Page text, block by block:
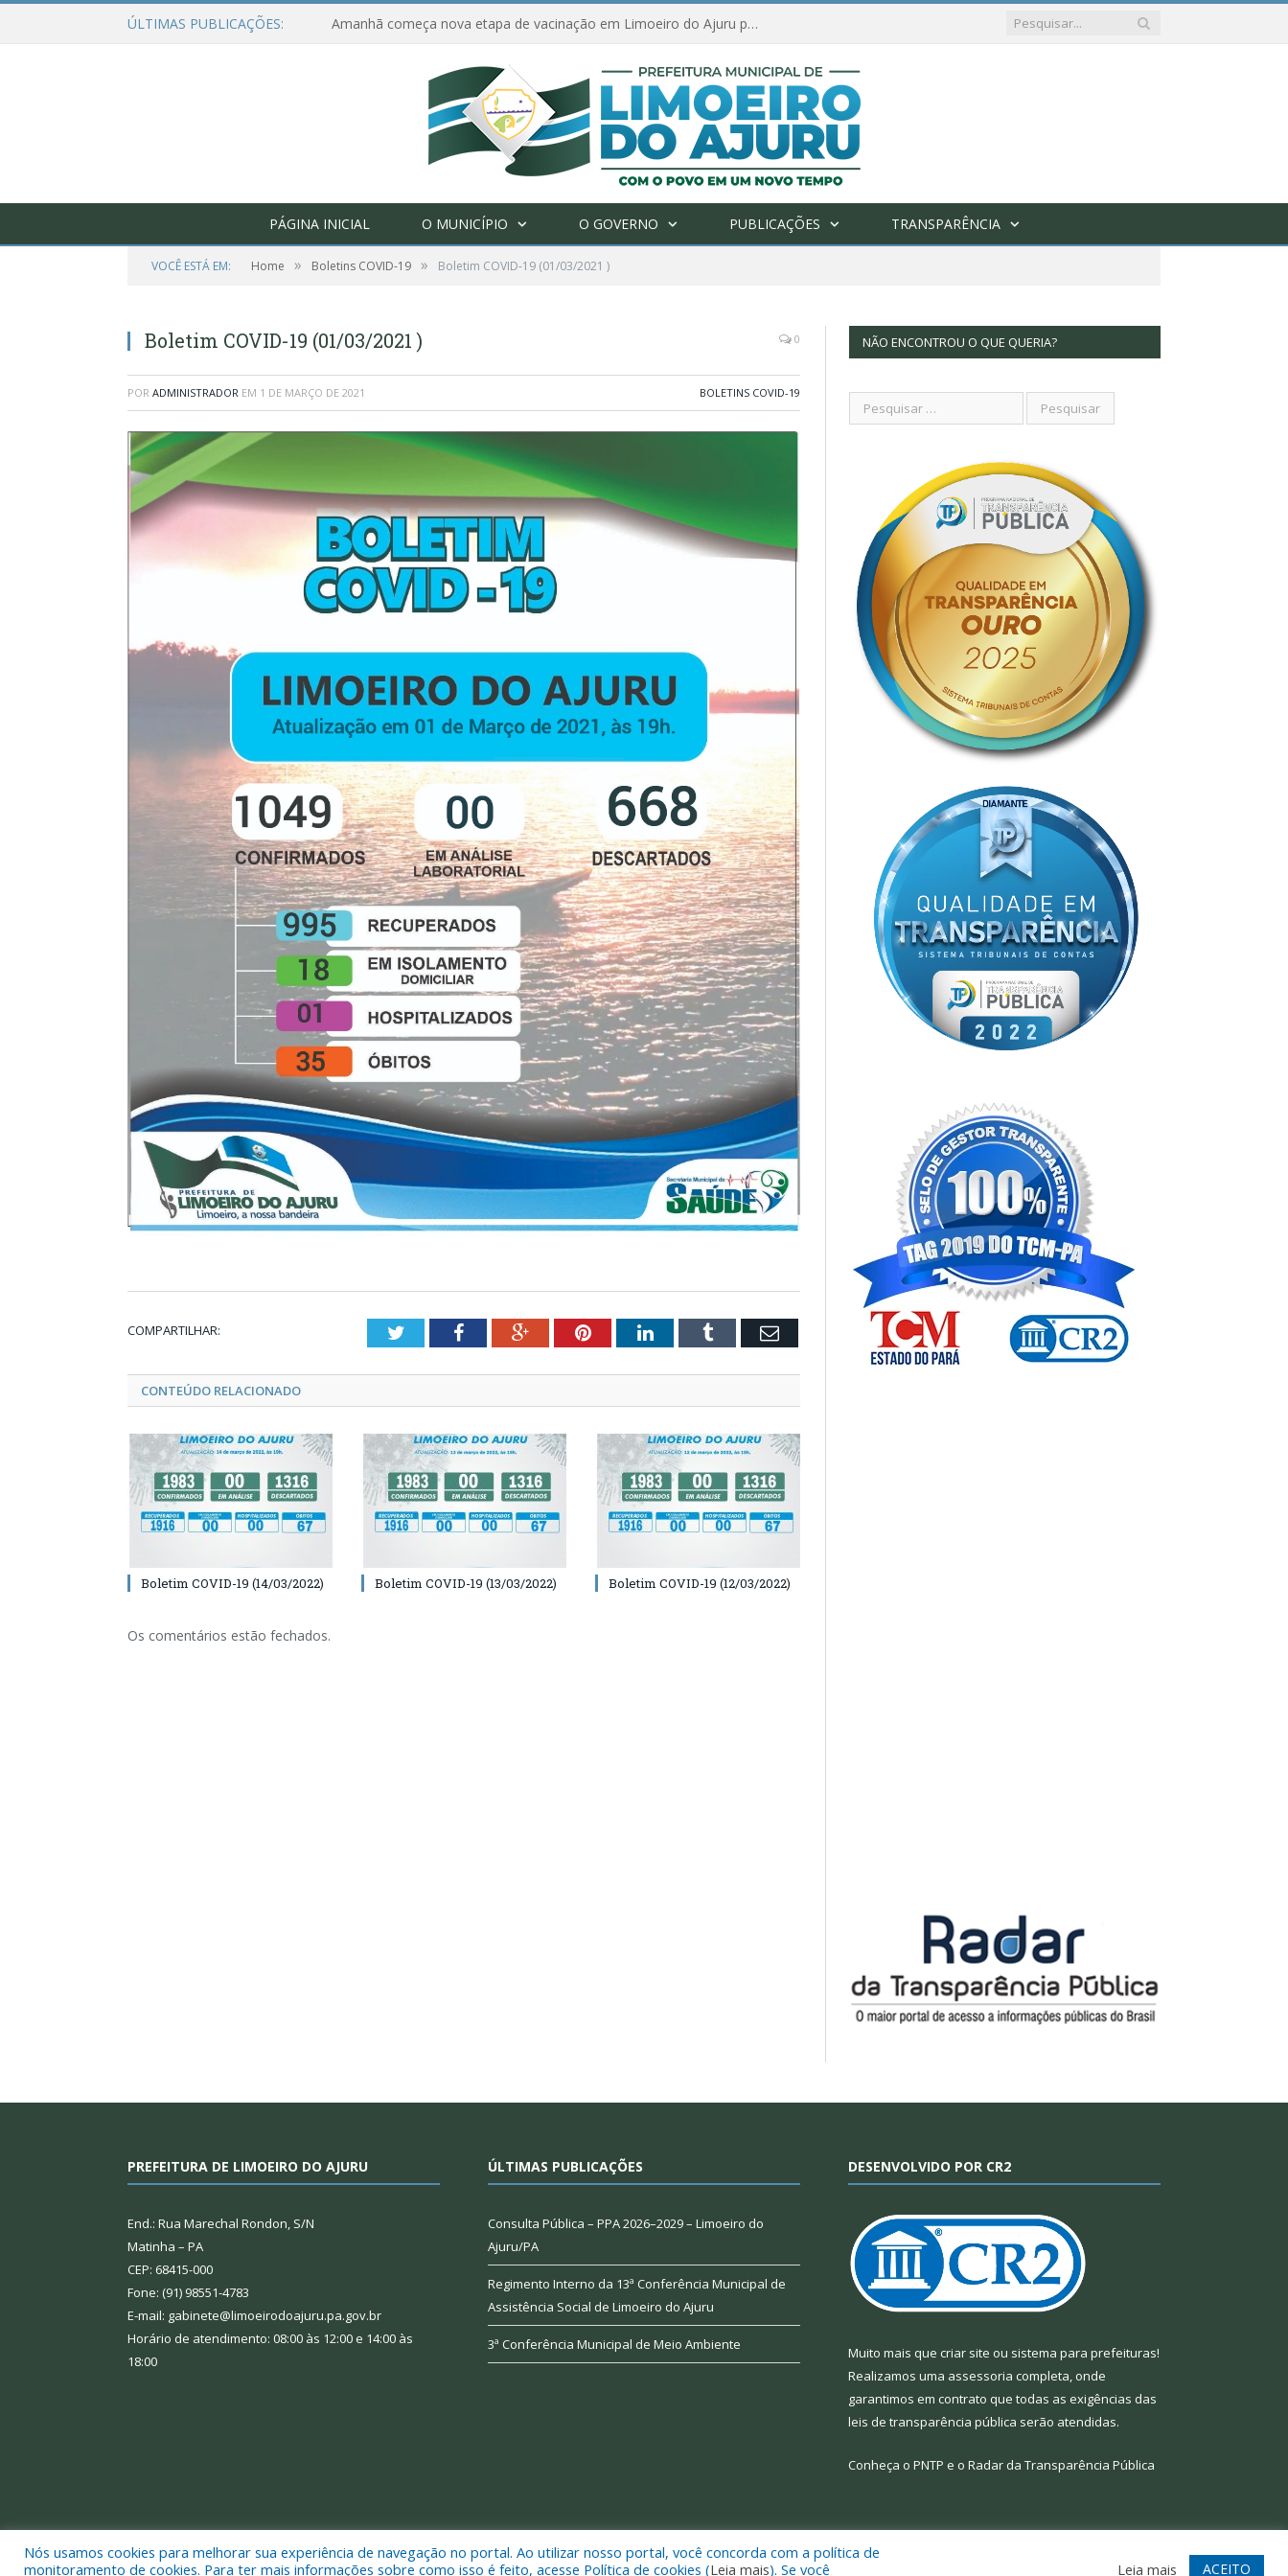
ÚLTIMAS PUBLICAÇÕES: Amanhã começa nova etapa de vacinação em Limoeiro do Ajuru para idosos com 65 ou mais
PÁGINA INICIAL O MUNICÍPIO O GOVERNO PUBLICAÇÕES TRANSPARÊNCIA
VOCÊ ESTÁ EM: Home » Boletins COVID-19 » Boletim COVID-19 (01/03/2021 )
Boletim COVID-19 (01/03/2021 ) 0
POR ADMINISTRADOR EM 1 DE MARÇO DE 2021 BOLETINS COVID-19
COMPARTILHAR: TwitterFacebookGoogle+PinterestLinkedInTumblr Email
CONTEÚDO RELACIONADO
Boletim COVID-19 (14/03/2022) Boletim COVID-19 (13/03/2022) Boletim COVID-19 (12/03/2022)
Os comentários estão fechados.
NÃO ENCONTROU O QUE QUERIA?
PREFEITURA DE LIMOEIRO DO AJURU
End.: Rua Marechal Rondon, S/N
Matinha – PA
CEP: 68415-000
Fone: (91) 98551-4783
E-mail: gabinete@limoeirodoajuru.pa.gov.br
Horário de atendimento: 08:00 às 12:00 e 14:00 às
18:00
ÚLTIMAS PUBLICAÇÕES
Consulta Pública – PPA 2026–2029 – Limoeiro do
Ajuru/PA
Regimento Interno da 13ª Conferência Municipal de
Assistência Social de Limoeiro do Ajuru
3ª Conferência Municipal de Meio Ambiente
DESENVOLVIDO POR CR2
Muito mais que criar site ou sistema para prefeituras!
Realizamos uma assessoria completa, onde
garantimos em contrato que todas as exigências das
leis de transparência pública serão atendidas.
Conheça o PNTP e o Radar da Transparência Pública
Todos os direitos reservados a Prefeitura Municipal de Limoeiro do Ajuru. Mapa do Site Acessar Webmail
Nós usamos cookies para melhorar sua experiência de navegação no portal. Ao utilizar nosso portal, você concorda com a política de
monitoramento de cookies. Para ter mais informações sobre como isso é feito, acesse Política de cookies (Leia mais). Se você Leia mais ACEITO